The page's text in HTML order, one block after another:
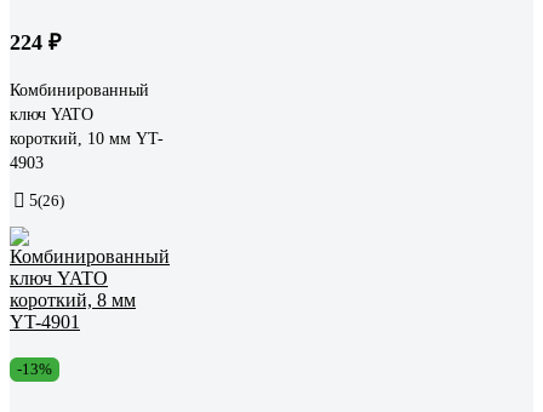
224 ₽
Комбинированный
ключ YATO
короткий, 10 мм YT-
4903
5(26)
-13%